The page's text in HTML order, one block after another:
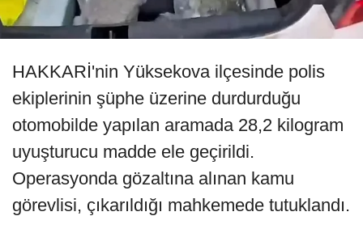
HAKKARİ'nin Yüksekova ilçesinde polis
ekiplerinin şüphe üzerine durdurduğu
otomobilde yapılan aramada 28,2 kilogram
uyuşturucu madde ele geçirildi.
Operasyonda gözaltına alınan kamu
görevlisi, çıkarıldığı mahkemede tutuklandı.